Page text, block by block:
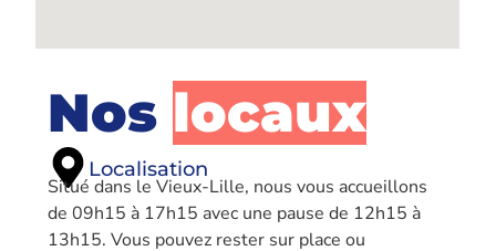
Nos locaux
Localisation
Situé dans le Vieux-Lille, nous vous accueillons
de 09h15 à 17h15 avec une pause de 12h15 à
13h15. Vous pouvez rester sur place ou